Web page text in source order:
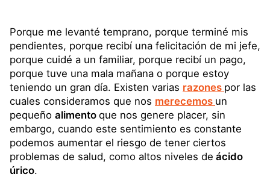
Porque me levanté temprano, porque terminé mis
pendientes, porque recibí una felicitación de mi jefe,
porque cuidé a un familiar, porque recibí un pago,
porque tuve una mala mañana o porque estoy
teniendo un gran día. Existen varias razones por las
cuales consideramos que nos merecemos un
pequeño alimento que nos genere placer, sin
embargo, cuando este sentimiento es constante
podemos aumentar el riesgo de tener ciertos
problemas de salud, como altos niveles de ácido
úrico.